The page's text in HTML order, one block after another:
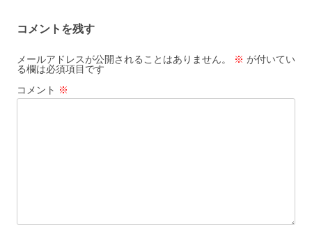
コメントを残す
メールアドレスが公開されることはありません。 ※ が付いてい
る欄は必須項目です
コメント ※